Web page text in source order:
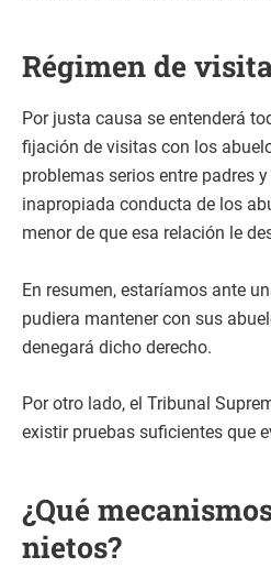
Régimen de
Por justa causa se entenderá
fijación de visitas con los
problemas serios entre padres
inapropiada conducta de los
menor de que esa relación le
En resumen, estaríamos ante
pudiera mantener con sus
denegará dicho derecho.
Por otro lado, el Tribunal
existir pruebas suficientes que
¿Qué
nietos?